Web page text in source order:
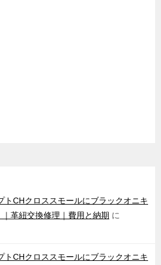
トCHクロススモールにブラックオニキ
革紐交換修理｜費用と納期 に
トCHクロススモールにブラックオニキ